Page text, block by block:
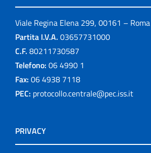
Viale Regina Elena 299, 00161 – Roma
Partita I.V.A. 03657731000
C.F. 80211730587
Telefono: 06 4990 1
Fax: 06 4938 7118
PEC: protocollo.centrale@pec.iss.it
PRIVACY